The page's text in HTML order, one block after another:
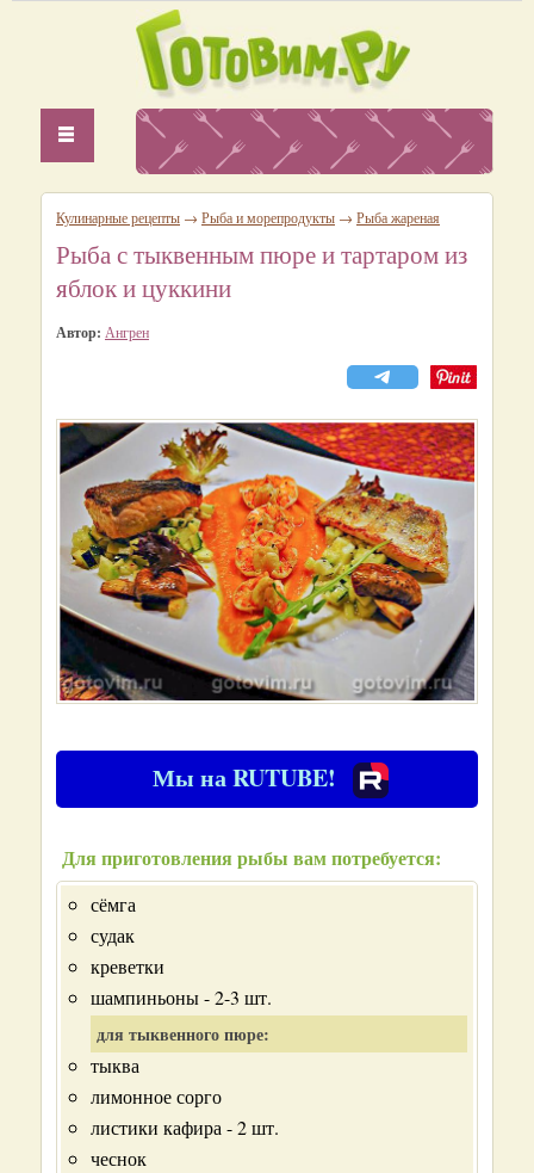
Кулинарные рецепты → Рыба и морепродукты → Рыба жареная
Рыба с тыквенным пюре и тартаром из
яблок и цуккини
Автор: Ангрен
Мы на RUTUBE!
Для приготовления рыбы вам потребуется:
сёмга
судак
креветки
шампиньоны - 2-3 шт.
для тыквенного пюре:
тыква
лимонное сорго
листики кафира - 2 шт.
чеснок